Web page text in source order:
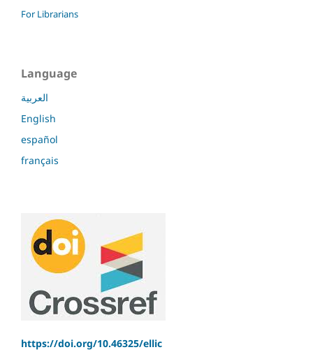
For Librarians
Language
العربية
English
español
français
https://doi.org/10.46325/ellic